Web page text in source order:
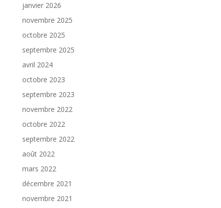
janvier 2026
novembre 2025
octobre 2025
septembre 2025
avril 2024
octobre 2023
septembre 2023
novembre 2022
octobre 2022
septembre 2022
août 2022
mars 2022
décembre 2021
novembre 2021